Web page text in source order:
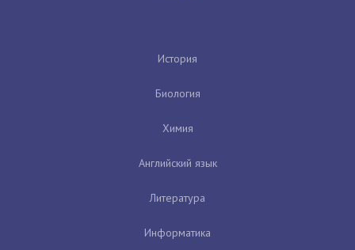
История
Биология
Химия
Английский язык
Литература
Информатика